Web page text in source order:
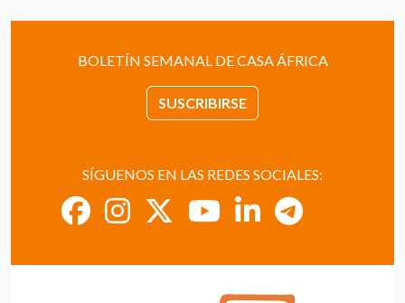
BOLETÍN SEMANAL DE CASA ÁFRICA
SUSCRIBIRSE
SÍGUENOS EN LAS REDES SOCIALES: